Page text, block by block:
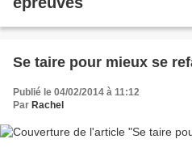
Se taire pour mieux se
Publié le 04/02/2014 à 11:12
Par Rachel